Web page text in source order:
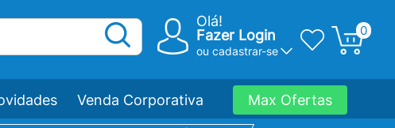
Olá!
Fazer Login
ou cadastrar-se
0
Venda Corporativa Max Ofertas